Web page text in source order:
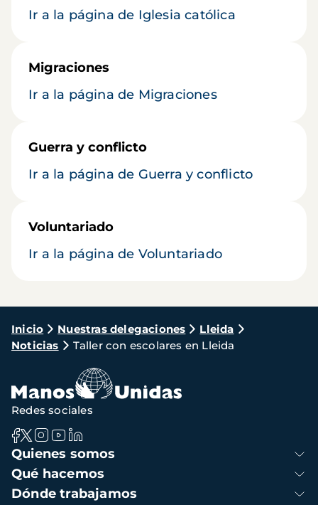
Ir a la página de Iglesia católica
Migraciones
Ir a la página de Migraciones
Guerra y conflicto
Ir a la página de Guerra y conflicto
Voluntariado
Ir a la página de Voluntariado
Ruta
de
navegación
Inicio Nuestras delegaciones
Lleida
Noticias
Taller con escolares en Lleida
Navegación
principal
Quienes somos
Qué hacemos
Dónde trabajamos
Redes sociales